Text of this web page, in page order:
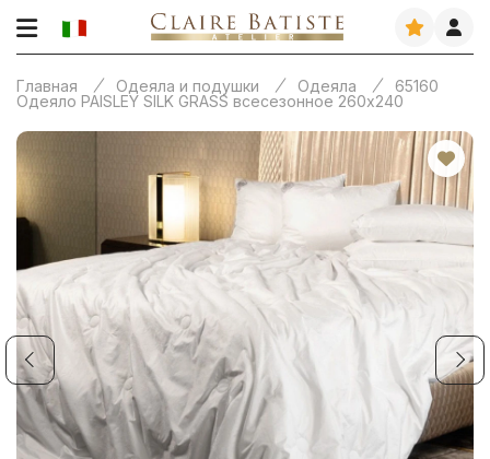
Главная Одеяла и подушки Одеяла
65160
Одеяло PAISLEY SILK GRASS всесезонное 260х240